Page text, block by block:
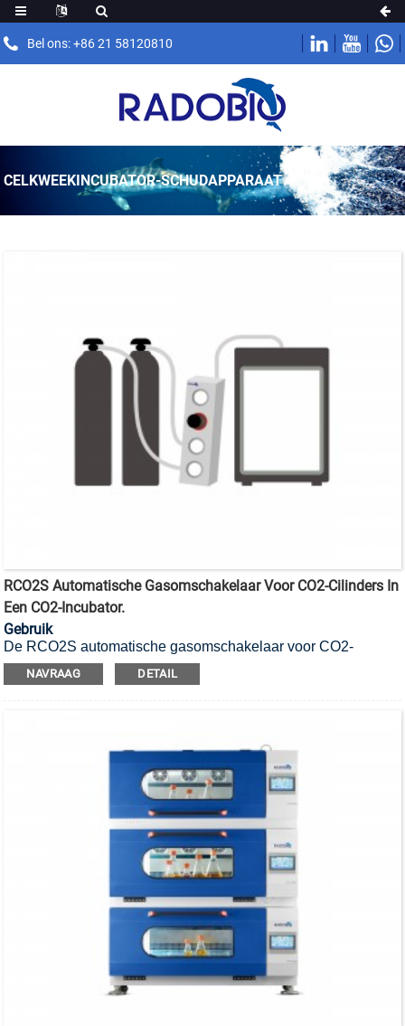
Bel ons: +86 21 58120810
CELKWEEKINCUBATOR-SCHUDAPPARAAT
RCO2S Automatische Gasomschakelaar Voor CO2-Cilinders In
Een CO2-Incubator.
Gebruik
De RCO2S automatische gasomschakelaar voor CO2-
cilinders is ontworpen om een ​​ononderbroken gastoevoer te
garanderen.
NAVRAAG DETAIL